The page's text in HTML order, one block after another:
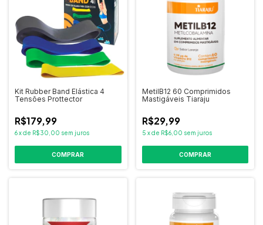
Kit Rubber Band Elástica 4
Tensões Prottector
R$179,99
6xde R$30,00 sem juros
MetilB12 60 Comprimidos
Mastigáveis Tiaraju
R$29,99
5 xde R$6,00 sem juros